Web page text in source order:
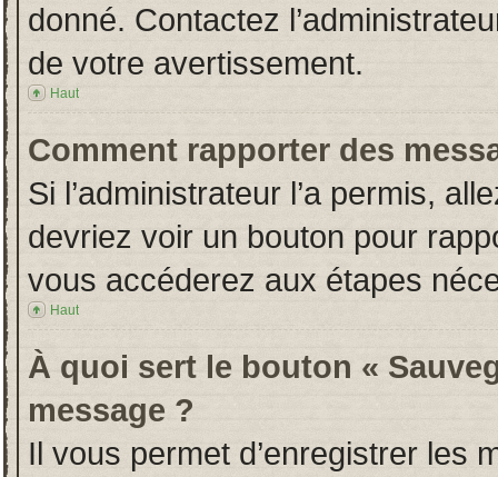
donné. Contactez
de votre avertissement.
Haut
Comment rapporter des
Si l’administrateur l’a permis,
devriez voir un bouton pour
vous accéderez aux étapes
Haut
À quoi sert le bouton «
message ?
Il vous permet d’enregistrer les